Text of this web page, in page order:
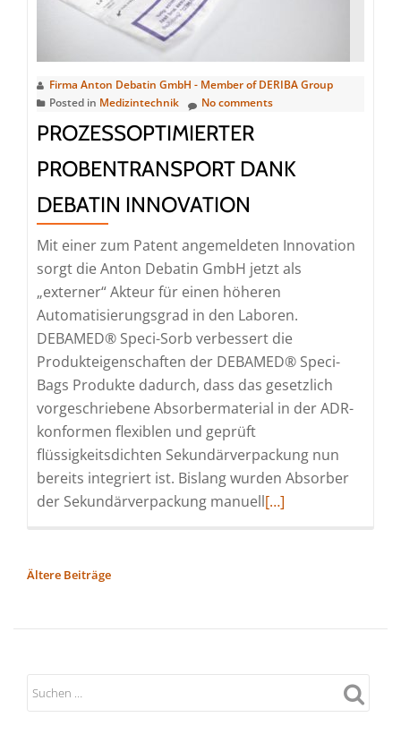
Firma Anton Debatin GmbH - Member of DERIBA Group
Posted in Medizintechnik No comments
PROZESSOPTIMIERTER
PROBENTRANSPORT DANK
DEBATIN INNOVATION
Mit einer zum Patent angemeldeten Innovation
sorgt die Anton Debatin GmbH jetzt als
„externer“ Akteur für einen höheren
Automatisierungsgrad in den Laboren.
DEBAMED® Speci-Sorb verbessert die
Produkteigenschaften der DEBAMED® Speci-
Bags Produkte dadurch, dass das gesetzlich
vorgeschriebene Absorbermaterial in der ADR-
konformen flexiblen und geprüft
flüssigkeitsdichten Sekundärverpackung nun
bereits integriert ist. Bislang wurden Absorber
der Sekundärverpackung manuellRead
[…]
BEITRAGSNAVIGATION
Ältere Beiträge